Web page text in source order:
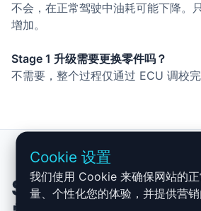
不会，在正常驾驶中油耗可能下降。
增加。
Stage 1 升级需要更换零件吗？
不需要，整个过程仅通过 ECU 调校完
Stage 1 BMW
Cookie 设置
我们使用 Cookie 来确保网站的
量、个性化您的体验，并提供营销